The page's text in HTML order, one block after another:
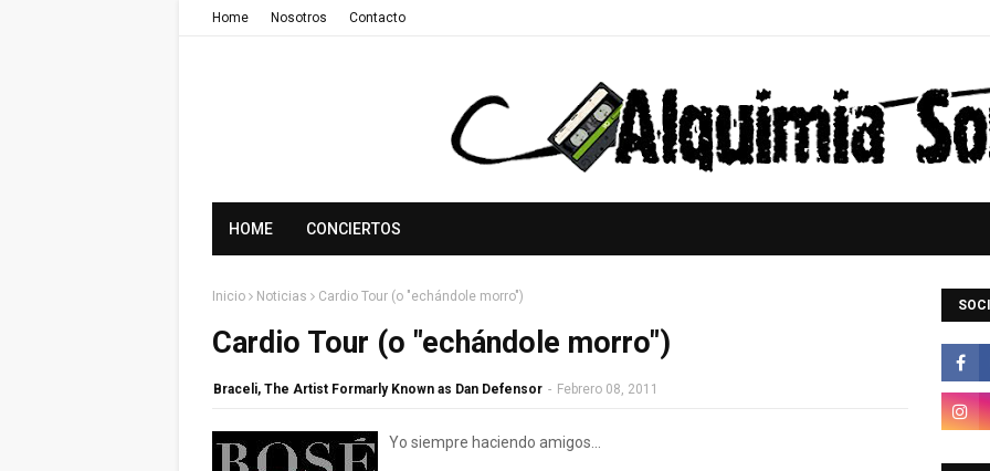
Home Nosotros Contacto
HOME CONCIERTOS
Inicio Noticias Cardio Tour (o "echándole morro")
Cardio Tour (o "echándole morro")
Braceli, The Artist Formarly Known as Dan Defensor - Febrero 08, 2011
Yo siempre haciendo amigos...